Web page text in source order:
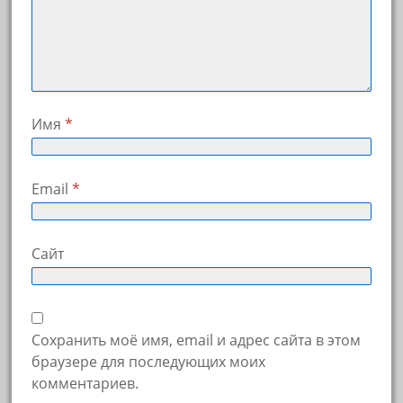
Имя *
Email *
Сайт
Сохранить моё имя, email и адрес сайта в этом
браузере для последующих моих
комментариев.